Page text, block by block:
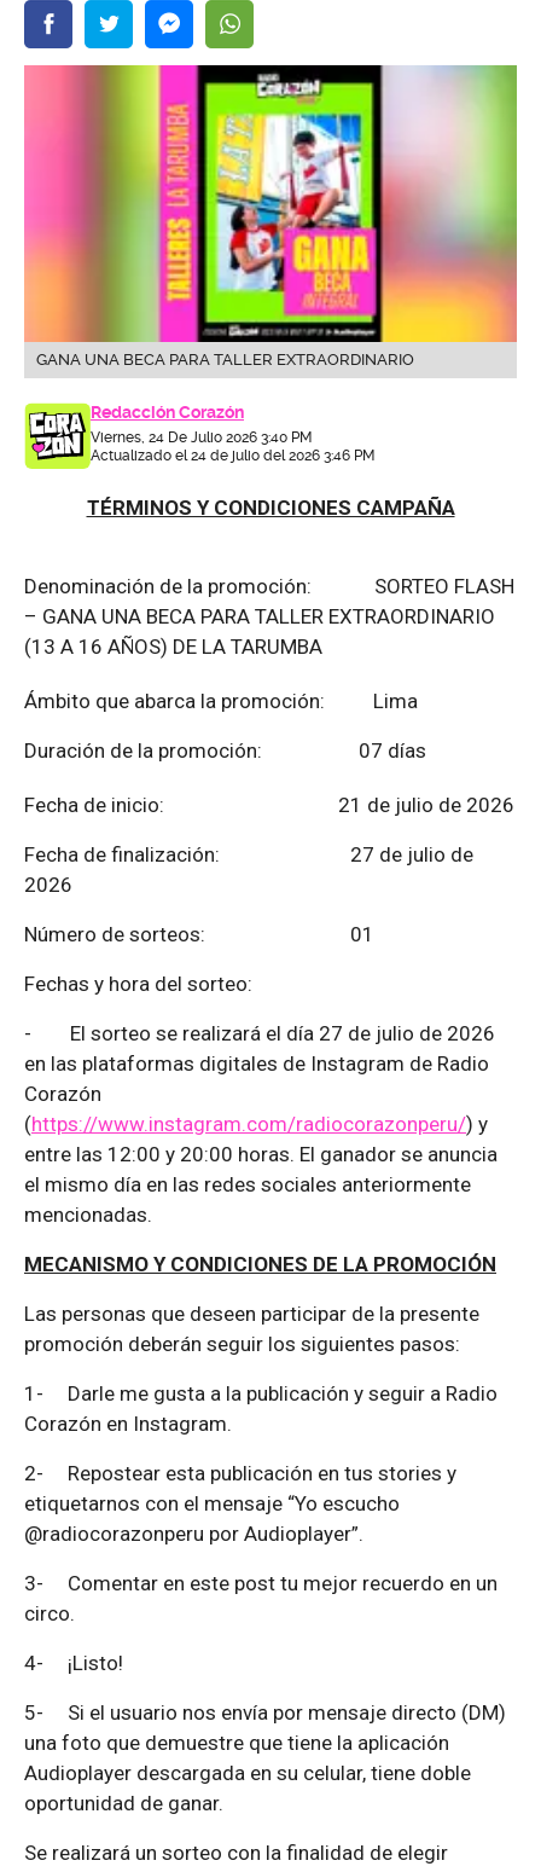
GANA UNA BECA PARA TALLER EXTRAORDINARIO
Redacción Corazón
Viernes, 24 De Julio 2026 3:40 PM
Actualizado el 24 de julio del 2026 3:46 PM
TÉRMINOS Y CONDICIONES CAMPAÑA
Denominación de la promoción: SORTEO FLASH
– GANA UNA BECA PARA TALLER EXTRAORDINARIO
(13 A 16 AÑOS) DE LA TARUMBA
Ámbito que abarca la promoción: Lima
Duración de la promoción: 07 días
Fecha de inicio: 21 de julio de 2026
Fecha de finalización:
27 de julio de
2026
Número de sorteos: 01
Fechas y hora del sorteo:
- El sorteo se realizará el día 27 de julio de 2026
en las plataformas digitales de Instagram de Radio
Corazón
(https://www.instagram.com/radiocorazonperu/) y
entre las 12:00 y 20:00 horas. El ganador se anuncia
el mismo día en las redes sociales anteriormente
mencionadas.
MECANISMO Y CONDICIONES DE LA PROMOCIÓN
Las personas que deseen participar de la presente
promoción deberán seguir los siguientes pasos:
1- Darle me gusta a la publicación y seguir a Radio
Corazón en Instagram.
2- Repostear esta publicación en tus stories y
etiquetarnos con el mensaje “Yo escucho
@radiocorazonperu por Audioplayer”.
3- Comentar en este post tu mejor recuerdo en un
circo.
4- ¡Listo!
5- Si el usuario nos envía por mensaje directo (DM)
una foto que demuestre que tiene la aplicación
Audioplayer descargada en su celular, tiene doble
oportunidad de ganar.
Se realizará un sorteo con la finalidad de elegir